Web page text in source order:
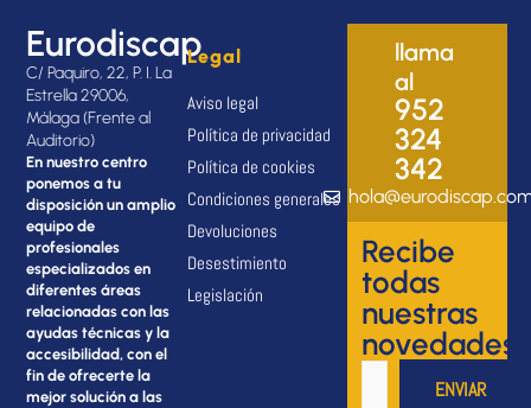
Eurodiscap
C/ Paquiro, 22, P. I. La
Estrella 29006,
Málaga (Frente al
Auditorio)
En nuestro centro
ponemos a tu
disposición un amplio
equipo de
profesionales
especializados en
diferentes áreas
relacionadas con las
ayudas técnicas y la
accesibilidad, con el
fin de ofrecerte la
mejor solución a las
Legal
Aviso legal
Política de privacidad
Política de cookies
Condiciones generales
Devoluciones
Desestimiento
Legislación
llama
al
952
324
342
Recibe
todas
nuestras
novedades